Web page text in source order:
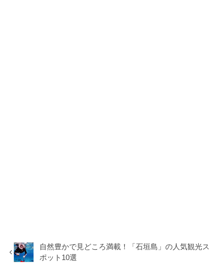
自然豊かで見どころ満載！「石垣島」の人気観光ス
ポット10選